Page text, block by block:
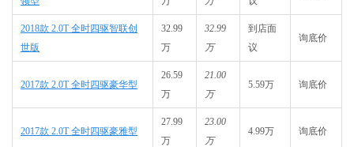
2018款 2.0T 全时四驱智联创
世版
32.99
万
32.99
万
到店面
议
询底价
2017款 2.0T 全时四驱豪华型
26.59
万
21.00
万
5.59万 询底价
2017款 2.0T 全时四驱豪雅型
27.99
万
23.00
万
4.99万 询底价